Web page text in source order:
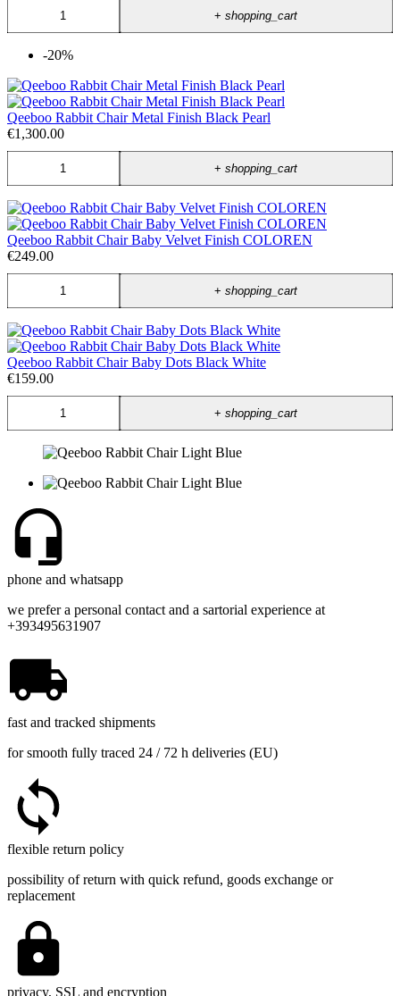
+shopping_cart
-20%
Qeeboo Rabbit Chair Metal Finish Black Pearl
€1,300.00
+shopping_cart
Qeeboo Rabbit Chair Baby Velvet Finish COLOREN
€249.00
+shopping_cart
Qeeboo Rabbit Chair Baby Dots Black White
€159.00
+shopping_cart
phone and whatsapp
we prefer a personal contact and a sartorial experience at
+393495631907
fast and tracked shipments
for smooth fully traced 24 / 72 h deliveries (EU)
flexible return policy
possibility of return with quick refund, goods exchange or
replacement
privacy, SSL and encryption